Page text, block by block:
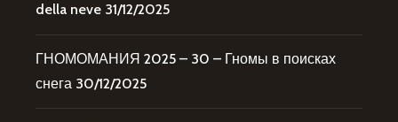
della neve 31/12/2025
ГНОМОМАНИЯ 2025 – 30 – Гномы в поисках
снега 30/12/2025